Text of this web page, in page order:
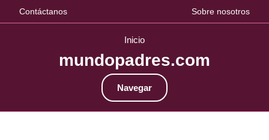
Contáctanos Sobre nosotros
Inicio
mundopadres.com
Navegar